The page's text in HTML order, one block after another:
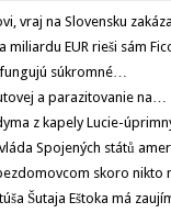
vraj na Slovensku
miliardu EUR rieši sám
súkromné…
a parazitovanie na…
z kapely Lucie-
Spojených států
skoro nikto
Šutaja Eštoka má